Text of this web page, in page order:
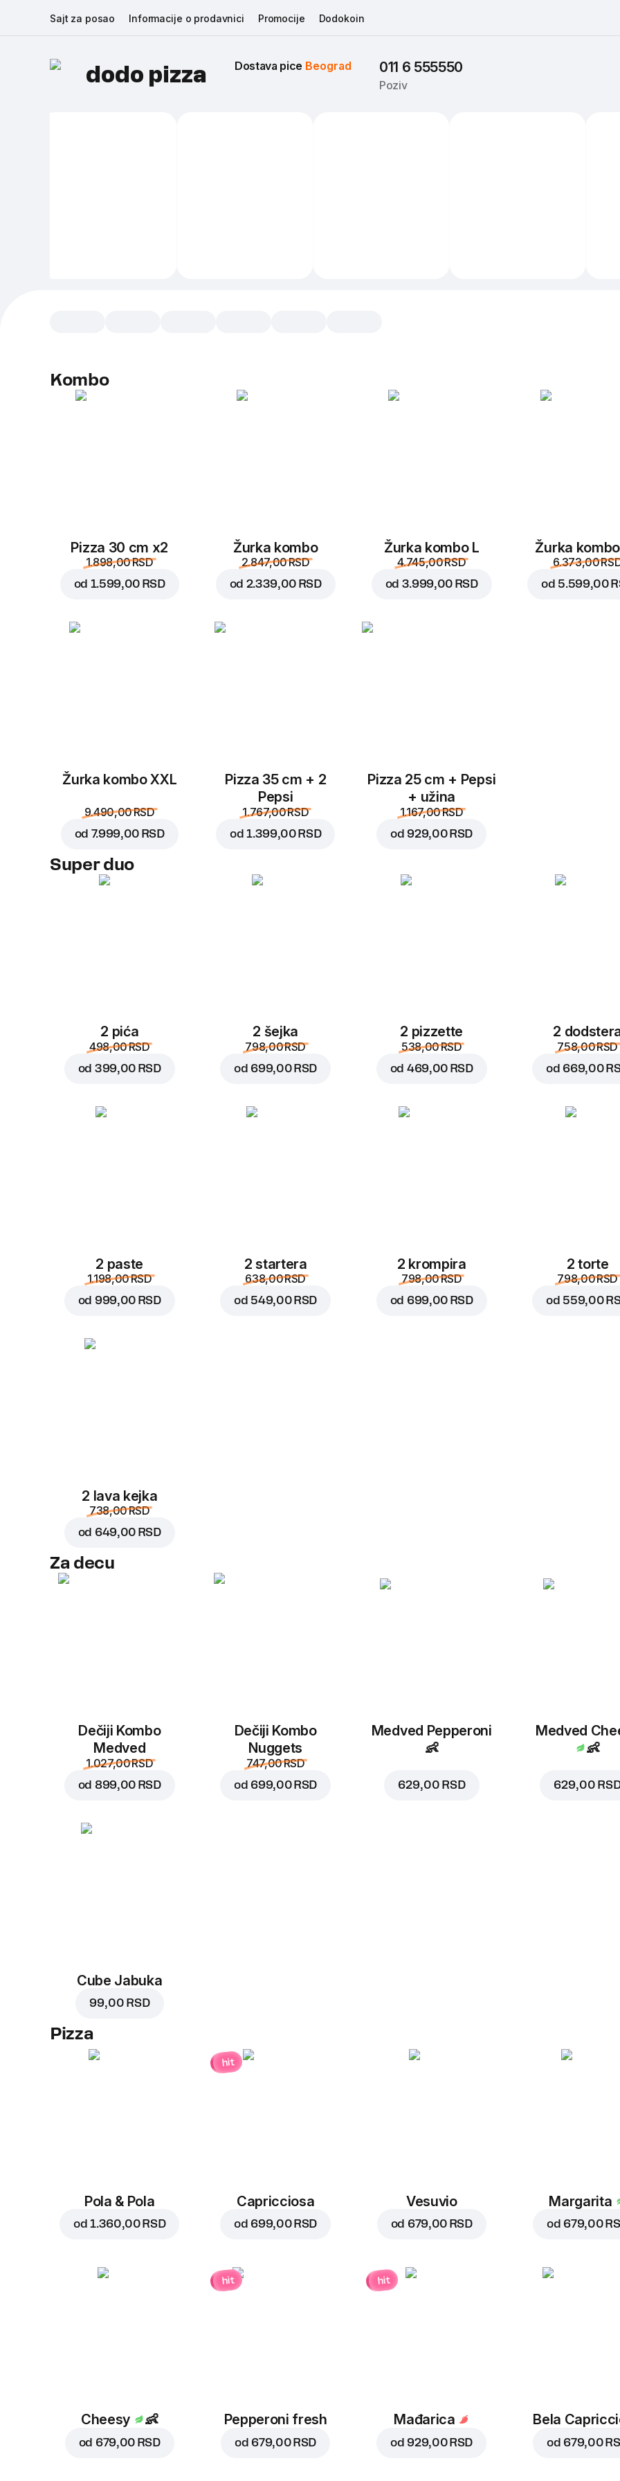
Sajt za posao Informacije o prodavnici Promocije Dodokoin
dodo pizza Dostava pice Beograd 011 6 555550
Poziv
Kombo
Pizza 30 cm x2
1.898,00 RSD
od 1.599,00 RSD
Žurka kombo
2.847,00 RSD
od 2.339,00 RSD
Žurka kombo L
4.745,00 RSD
od 3.999,00 RSD
Žurka
6.373,00
od 5.599,00
Žurka kombo XXL
9.490,00 RSD
od 7.999,00 RSD
Pizza 35 cm + 2
Pepsi
1.767,00 RSD
od1.399,00 RSD
Pizza 25 cm + Pepsi
+ užina
1.167,00 RSD
od 929,00 RSD
Super duo
2 pića
498,00 RSD
od 399,00 RSD
2 šejka
798,00 RSD
od 699,00 RSD
2 pizzette
538,00 RSD
od 469,00 RSD
2
758,00 RSD
od 669,00
2 paste
1.198,00 RSD
od 999,00 RSD
2 startera
638,00 RSD
od 549,00 RSD
2 krompira
798,00 RSD
od 699,00 RSD
2 torte
798,00 RSD
od 559,00
2 lava kejka
738,00 RSD
od 649,00 RSD
Za decu
Dečiji Kombo
Medved
1.027,00 RSD
od 899,00 RSD
Dečiji Kombo
Nuggets
747,00 RSD
od 699,00 RSD
Medved Pepperoni
👶
629,00 RSD
Medved
👶
629,00
Cube Jabuka
99,00 RSD
Pizza
Pola & Pola
od1.360,00 RSD
hit
Capricciosa
od 699,00 RSD
Vesuvio
od 679,00 RSD
Margarita
od 679,00
Cheesy 👶
od 679,00 RSD
hit
Pepperoni fresh
od 679,00 RSD
hit
Mađarica
od 929,00 RSD
Bela
od 679,00